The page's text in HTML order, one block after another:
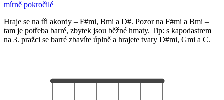
mírně pokročilé
Hraje se na tři akordy – F#mi, Bmi a D#. Pozor na F#mi a Bmi –
tam je potřeba barré, zbytek jsou běžné hmaty. Tip: s kapodastrem
na 3. pražci se barré zbavíte úplně a hrajete tvary D#mi, Gmi a C.